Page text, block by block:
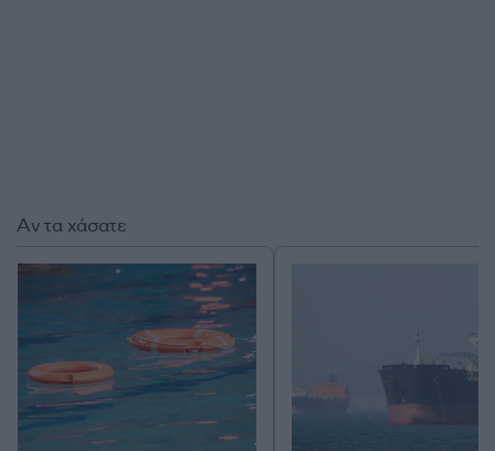
Αν τα χάσατε